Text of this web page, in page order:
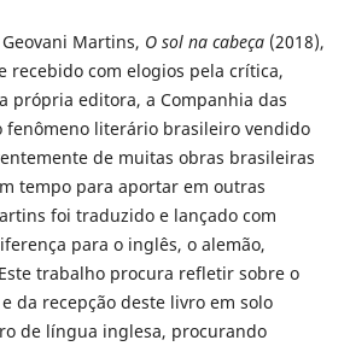
Martins, O sol na cabeça(2018),
recebido com elogios pela crítica,
própria editora, a Companhia das
fenômeno literário brasileiro vendido
de muitas obras brasileiras
tempo para aportar em outras
foi traduzido e lançado com
para o inglês, o alemão,
trabalho procura refletir sobre o
da recepção deste livro em solo
de língua inglesa, procurando